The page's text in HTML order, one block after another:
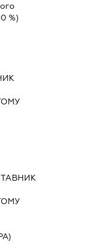
%)